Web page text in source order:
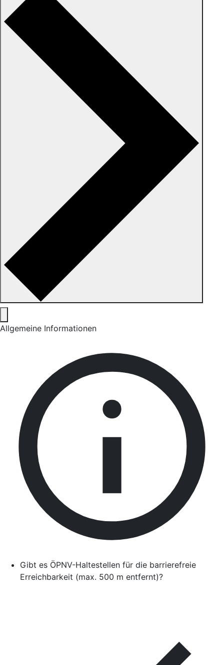
Allgemeine Informationen
Gibt es ÖPNV-Haltestellen für die barrierefreie
Erreichbarkeit (max. 500 m entfernt)?